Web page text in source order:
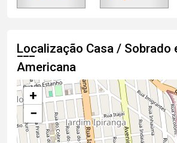
Localização Casa / Sobrado
Americana
+
−